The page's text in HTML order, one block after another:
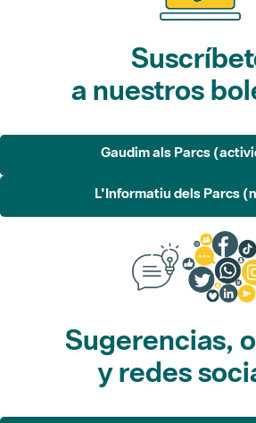
a nuestros
Gaudim als Parcs
L'Informatiu dels Parcs
Sugerencias,
y redes